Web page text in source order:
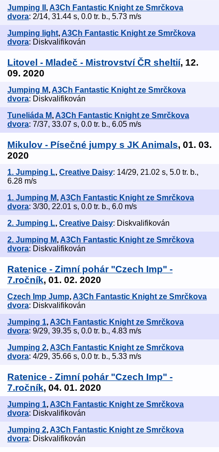
Jumping II ,A3Ch Fantastic Knight ze Smrčkova
dvora: 2/14, 31.44 s, 0.0 tr. b., 5.73 m/s
Jumping light, A3Ch Fantastic Knight ze Smrčkova
dvora: Diskvalifikován
Litovel - Mladeč - Mistrovství ČR sheltií, 12.
09. 2020
Jumping M,A3Ch Fantastic Knight ze Smrčkova
dvora: Diskvalifikován
Tuneliáda M, A3Ch Fantastic Knight ze Smrčkova
dvora: 7/37, 33.07 s, 0.0 tr. b., 6.05 m/s
Mikulov - Písečné jumpy s JK Animals, 01. 03.
2020
1. Jumping L, Creative Daisy: 14/29, 21.02 s, 5.0 tr. b.,
6.28 m/s
1. Jumping M, A3Ch Fantastic Knight ze Smrčkova
dvora: 3/30, 22.01 s, 0.0 tr. b., 6.0 m/s
2. Jumping L, Creative Daisy: Diskvalifikován
2. Jumping M, A3Ch Fantastic Knight ze Smrčkova
dvora: Diskvalifikován
Ratenice - Zimní pohár "Czech Imp" -
7.ročník, 01. 02. 2020
Czech Imp Jump,A3Ch Fantastic Knight ze Smrčkova
dvora: Diskvalifikován
Jumping 1, A3Ch Fantastic Knight ze Smrčkova
dvora: 9/29, 39.35 s, 0.0 tr. b., 4.83 m/s
Jumping 2,A3Ch Fantastic Knight ze Smrčkova
dvora: 4/29, 35.66 s, 0.0 tr. b., 5.33 m/s
Ratenice - Zimní pohár "Czech Imp" -
7.ročník, 04. 01. 2020
Jumping 1, A3Ch Fantastic Knight ze Smrčkova
dvora: Diskvalifikován
Jumping 2,A3Ch Fantastic Knight ze Smrčkova
dvora: Diskvalifikován